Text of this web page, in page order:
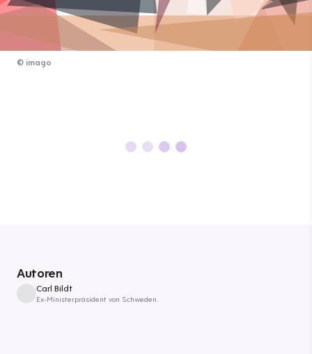
© imago
Autoren
Carl Bildt
Ex-Ministerpräsident von Schweden.